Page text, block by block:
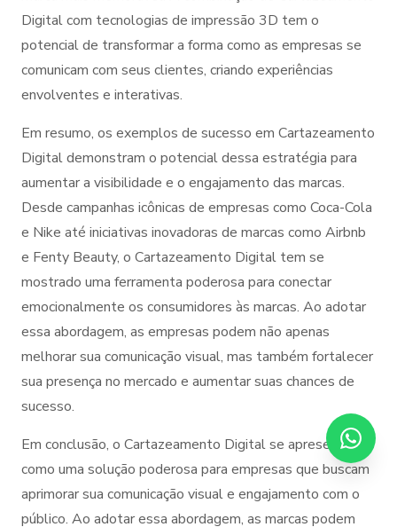
Digital com tecnologias de impressão 3D tem o
potencial de transformar a forma como as empresas se
comunicam com seus clientes, criando experiências
envolventes e interativas.
Em resumo, os exemplos de sucesso em Cartazeamento
Digital demonstram o potencial dessa estratégia para
aumentar a visibilidade e o engajamento das marcas.
Desde campanhas icônicas de empresas como Coca-Cola
e Nike até iniciativas inovadoras de marcas como Airbnb
e Fenty Beauty, o Cartazeamento Digital tem se
mostrado uma ferramenta poderosa para conectar
emocionalmente os consumidores às marcas. Ao adotar
essa abordagem, as empresas podem não apenas
melhorar sua comunicação visual, mas também fortalecer
sua presença no mercado e aumentar suas chances de
sucesso.
Em conclusão, o Cartazeamento Digital se apresenta
como uma solução poderosa para empresas que buscam
aprimorar sua comunicação visual e engajamento com o
público. Ao adotar essa abordagem, as marcas podem